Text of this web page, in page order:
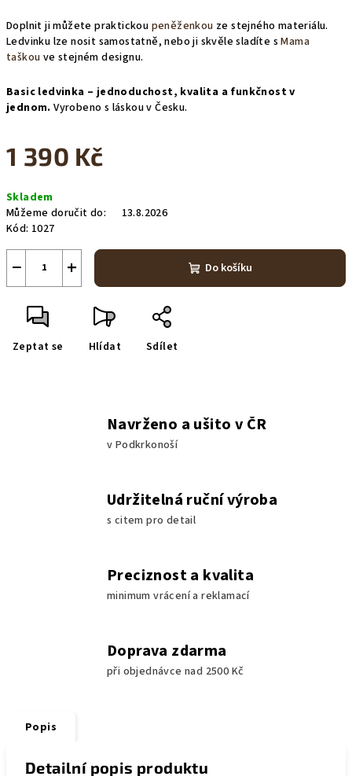
Doplnit ji můžete praktickou peněženkou ze stejného materiálu.
Ledvinku lze nosit samostatně, nebo ji skvěle sladíte sMama
taškou ve stejném designu.
Basic ledvinka – jednoduchost, kvalita a funkčnost v
jednom.Vyrobeno s láskou v Česku.
1 390 Kč
cena:
Skladem
Můžeme doručit do:
13.8.2026
Kód: 1027
+
− Do košíku
Zeptat se Hlídat Sdílet
Navrženo a ušito v ČR
v Podkrkonoší
Udržitelná ruční výroba
s citem pro detail
Preciznost a kvalita
minimum vrácení a reklamací
Doprava zdarma
při objednávce nad 2500 Kč
Popis
Detailní popis produktu